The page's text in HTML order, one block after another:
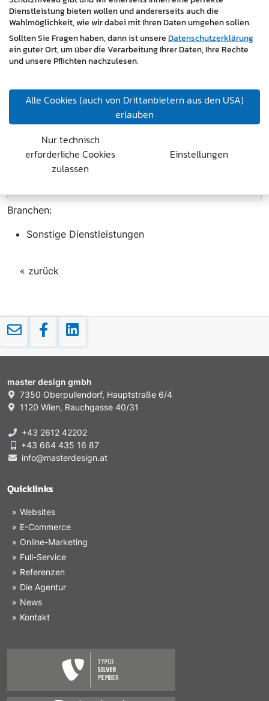
Branchen:
Sonstige Dienstleistungen
« zurück
master design gmbh
7350 Oberpullendorf, Hauptstraße 6/4
1120 Wien, Rauchgasse 40/31
+43 2612 42202
+43 664 435 16 87
info@masterdesign.at
Quicklinks
Websites
E-Commerce
Online-Marketing
Full-Service
Referenzen
Die Agentur
News
Kontakt
Dienstleistung bieten wollen und andererseits auch die
Wahlmöglichkeit, wie wir dabei mit Ihren Daten umgehen sollen.
Sollten Sie Fragen haben, dann ist unsereDatenschutzerklärung
ein guter Ort, um über die Verarbeitung Ihrer Daten, Ihre Rechte
und unsere Pflichten nachzulesen.
Alle Cookies (auch von Drittanbietern aus den USA)
erlauben
Nur technisch
erforderliche Cookies
zulassen
Einstellungen